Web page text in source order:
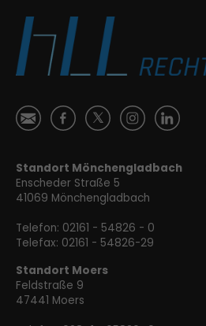
Ś ă  Ⱥ ɐ
Standort Mönchengladbach
Enscheder Straße 5
41069 Mönchengladbach
Telefon: 02161 - 54826 - 0
Telefax: 02161 - 54826-29
Standort Moers
Feldstraße 9
47441 Moers